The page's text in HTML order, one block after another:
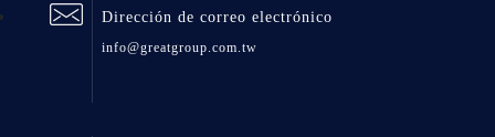
Dirección de correo electrónico
info@greatgroup.com.tw